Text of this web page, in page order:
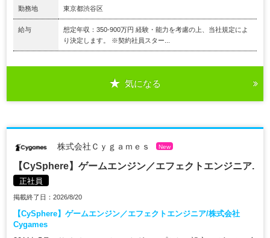
勤務地 東京都渋谷区
給与
想定年収：350-900万円 経験・能力を考慮の上、当社規定によ
り決定します。 ※契約社員スター...
気になる
株式会社Ｃｙｇａｍｅｓ New
【CySphere】ゲームエンジン／エフェクトエンジニア.
正社員
掲載終了日：2026/8/20
【CySphere】ゲームエンジン／エフェクトエンジニア/株式会社
Cygames